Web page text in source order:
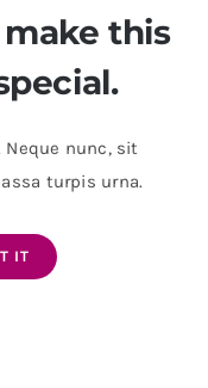
this
nunc, sit
turpis urna.
IT